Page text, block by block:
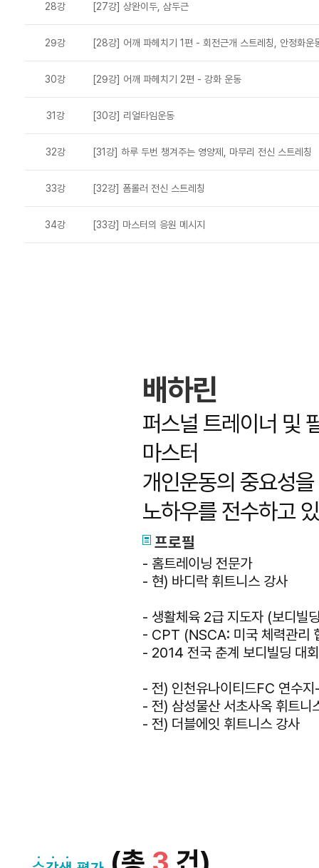
28강 [27강] 상완이두, 삼두근
29강 [28강] 어깨 파헤치기 1편 - 회전근개 스트레칭, 안정화운
30강 [29강] 어깨 파헤치기 2편 - 강화 운동
31강 [30강] 리얼타임운동
32강 [31강] 하루 두번 챙겨주는 영양제, 마무리 전신 스트레칭
33강 [32강] 폼롤러 전신 스트레칭
34강 [33강] 마스터의 응원 메시지
배하린
퍼스널 트레이너 및
마스터
개인운동의 중요성
노하우를 전수하고
프로필
- 홈트레이닝 전문가
- 현) 바디락 휘트니스 강사
- 생활체육 2급 지도자 (보디빌
- CPT (NSCA: 미국 체력관리
- 2014 전국 춘계 보디빌딩 대
- 전) 인천유나이티드FC 연수
- 전) 삼성물산 서초사옥 휘트니
- 전) 더블에잇 휘트니스 강사